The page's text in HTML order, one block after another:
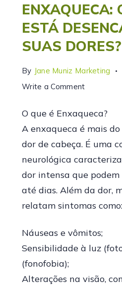
ENXAQUECA:
ESTÁ
SUAS DORES?
By Jane Muniz Marketing
Write a Comment
O que é Enxaqueca?
A enxaqueca é mais
dor de cabeça. É uma
neurológica
dor intensa que
até dias. Além da dor,
relatam sintomas como:
Náuseas e vômitos;
Sensibilidade à luz
(fonofobia);
Alterações na visão,